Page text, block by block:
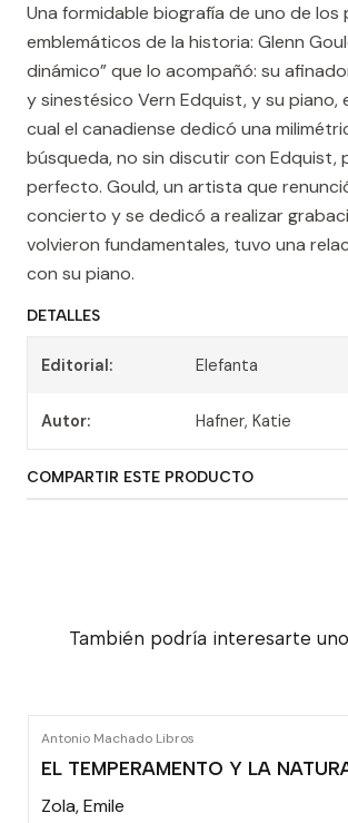
Una formidable biografía de uno de los
emblemáticos de la historia: Glenn
dinámico” que lo acompañó: su
y sinestésico Vern Edquist, y su piano,
cual el canadiense dedicó una
búsqueda, no sin discutir con Edquist,
perfecto. Gould, un artista que
concierto y se dedicó a realizar
volvieron fundamentales, tuvo una
con su piano.
DETALLES
Editorial: Elefanta
Autor: Hafner, Katie
COMPARTIR ESTE PRODUCTO
También podría interesarte
Antonio Machado Libros
EL TEMPERAMENTO Y LA
Zola, Emile